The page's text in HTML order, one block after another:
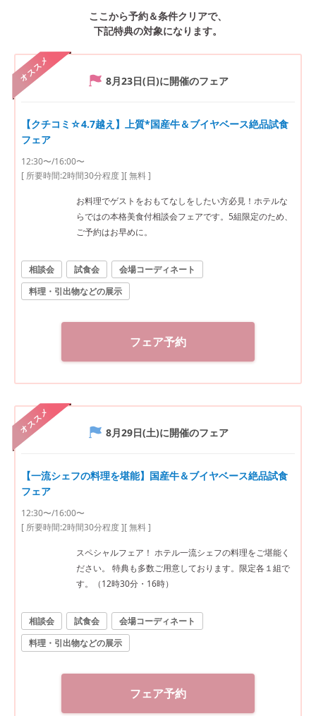
ここから予約＆条件クリアで、
下記特典の対象になります。
オススメ 8月23日(日)に開催のフェア
【クチコミ☆4.7越え】上質*国産牛＆ブイヤベース絶品試食
フェア
12:30〜/16:00〜
[ 所要時間:2時間30分程度][ 無料 ]
お料理でゲストをおもてなしをしたい方必見！ホテルな
らではの本格美食付相談会フェアです。5組限定のため、
ご予約はお早めに。
相談会 試食会
会場コーディネート
料理・引出物などの展示
フェア予約
オススメ 8月29日(土)に開催のフェア
【一流シェフの料理を堪能】国産牛＆ブイヤベース絶品試食
フェア
12:30〜/16:00〜
[ 所要時間:2時間30分程度][ 無料 ]
スペシャルフェア！ ホテル一流シェフの料理をご堪能く
ださい。 特典も多数ご用意しております。限定各１組で
す。（12時30分・16時）
相談会 試食会
会場コーディネート
料理・引出物などの展示
フェア予約